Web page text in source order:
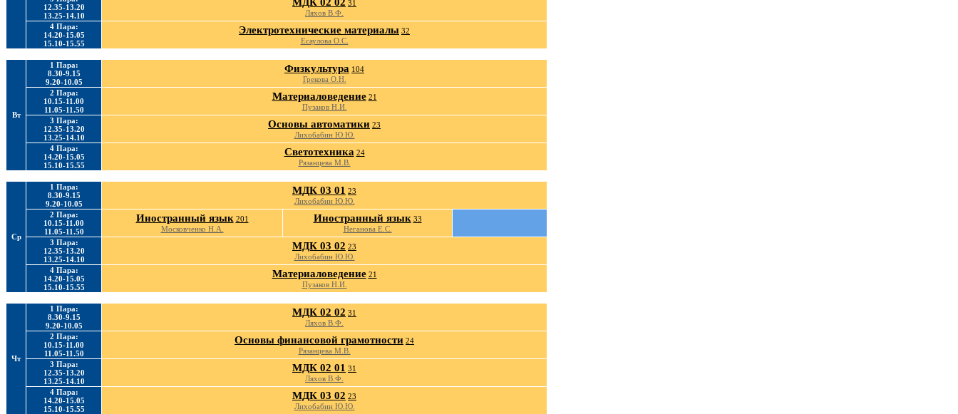
12.35-13.20
13.25-14.10
31
Ляхов В.Ф.
4 Пара:
14.20-15.05
15.10-15.55
Электротехнические материалы 32
Есаулова О.С.
Вт
1 Пара:
8.30-9.15
9.20-10.05
Физкультура 104
Грекова О.Н.
2 Пара:
10.15-11.00
11.05-11.50
Материаловедение 21
Пузаков Н.И.
3 Пара:
12.35-13.20
13.25-14.10
Основы автоматики 23
Лихобабин Ю.Ю.
4 Пара:
14.20-15.05
15.10-15.55
Светотехника 24
Рязанцева М.В.
Ср
1 Пара:
8.30-9.15
9.20-10.05
МДК 03 01 23
Лихобабин Ю.Ю.
2 Пара:
10.15-11.00
11.05-11.50
Иностранный язык 201
Московченко Н.А.
Иностранный язык 33
Неганова Е.С.
3 Пара:
12.35-13.20
13.25-14.10
МДК 03 02 23
Лихобабин Ю.Ю.
4 Пара:
14.20-15.05
15.10-15.55
Материаловедение 21
Пузаков Н.И.
Чт
1 Пара:
8.30-9.15
9.20-10.05
МДК 02 02 31
Ляхов В.Ф.
2 Пара:
10.15-11.00
11.05-11.50
Основы финансовой грамотности 24
Рязанцева М.В.
3 Пара:
12.35-13.20
13.25-14.10
МДК 02 01 31
Ляхов В.Ф.
4 Пара:
14.20-15.05
15.10-15.55
МДК 03 02 23
Лихобабин Ю.Ю.